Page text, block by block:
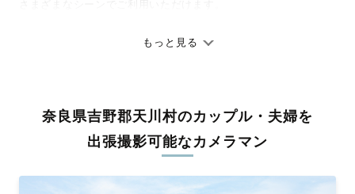
ありのままの空気感を大切に、何十年経っても見返したくなるよ
料金は全国どこでも一律。わかりやすく安心の価格設定です。オ
リジナルの研修と厳正な審査に合格し、撮影技術やホスピタリテ
ィを身につけたプロのカメラマンが全国47都道府県に在籍してい
もっと見る
奈良県吉野郡天川村のカップル・夫婦を
出張撮影可能なカメラマン